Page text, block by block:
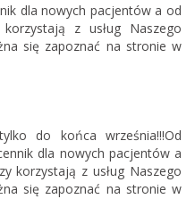
dla nowych pacjentów a od
z usług Naszego
się zapoznać na stronie w
do końca września!!!Od
dla nowych pacjentów a
korzystają z usług Naszego
się zapoznać na stronie w